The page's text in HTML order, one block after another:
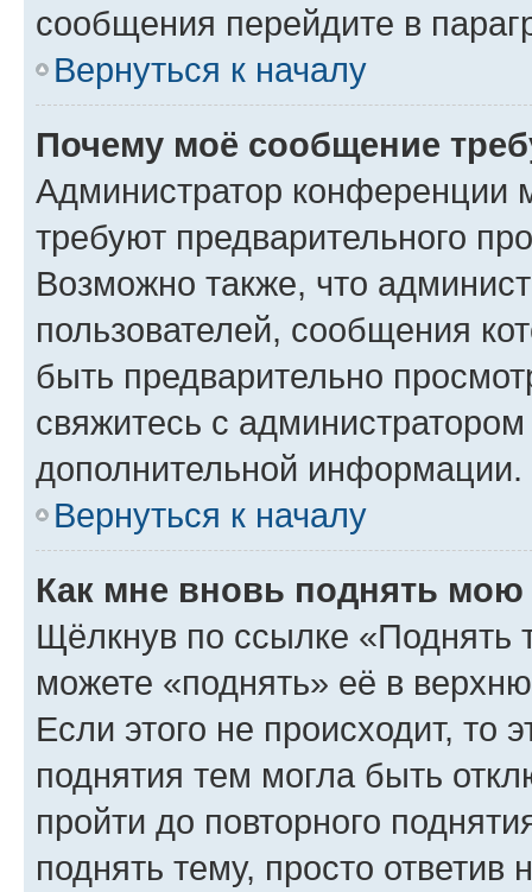
сообщения перейдите в
Вернуться к началу
Почему моё сообщение
Администратор конференции
требуют предварительного
Возможно также, что
пользователей, сообщения
быть предварительно
свяжитесь с
дополнительной информации.
Вернуться к началу
Как мне вновь поднять мою
Щёлкнув по ссылке «Поднять
можете «поднять» её в
Если этого не происходит, то
поднятия тем могла быть
пройти до повторного
поднять тему, просто ответив